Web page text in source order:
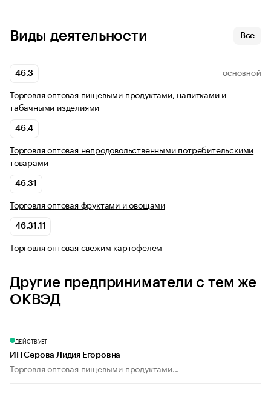
Виды деятельности Все
46.3 ОСНОВНОЙ
Торговля оптовая пищевыми продуктами, напитками и
табачными изделиями
46.4
Торговля оптовая непродовольственными потребительскими
товарами
46.31
Торговля оптовая фруктами и овощами
46.31.11
Торговля оптовая свежим картофелем
Другие предприниматели с тем же
ОКВЭД
ДЕЙСТВУЕТ
ИП Серова Лидия Егоровна
Торговля оптовая пищевыми продуктами...